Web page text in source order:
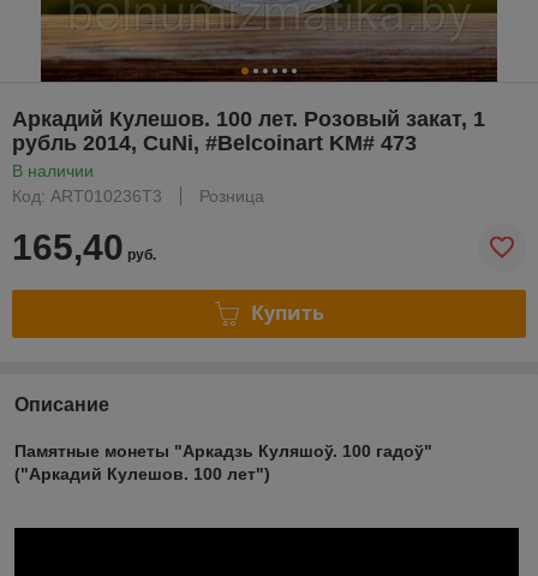
Аркадий Кулешов. 100 лет. Розовый закат, 1
рубль 2014, CuNi, #Belcoinart KM# 473
В наличии
Код: ART010236T3
Розница
165,40 руб.
Купить
Описание
Памятные монеты "Аркадзь Куляшоў. 100 гадоў"
("Аркадий Кулешов. 100 лет")